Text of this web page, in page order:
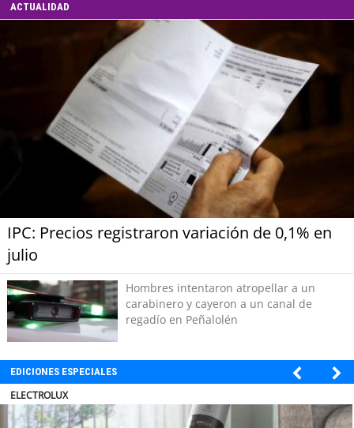
ACTUALIDAD
IPC: Precios registraron variación de 0,1% en
julio
Hombres intentaron atropellar a un
carabinero y cayeron a un canal de
regadío en Peñalolén
EDICIONES ESPECIALES
MUTUAL